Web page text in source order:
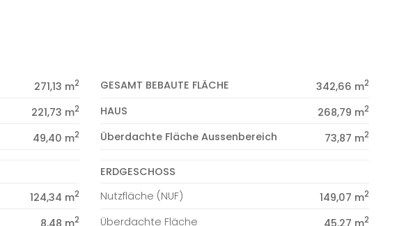
271,13 m2
221,73 m2
49,40 m2
124,34 m2
8,48 m2
GESAMT BEBAUTE FLÄCHE 342,66 m2
HAUS 268,79 m2
Überdachte Fläche Aussenbereich 73,87 m2
ERDGESCHOSS
Nutzfläche (NUF)
149,07 m2
Überdachte Fläche 45,27 m2